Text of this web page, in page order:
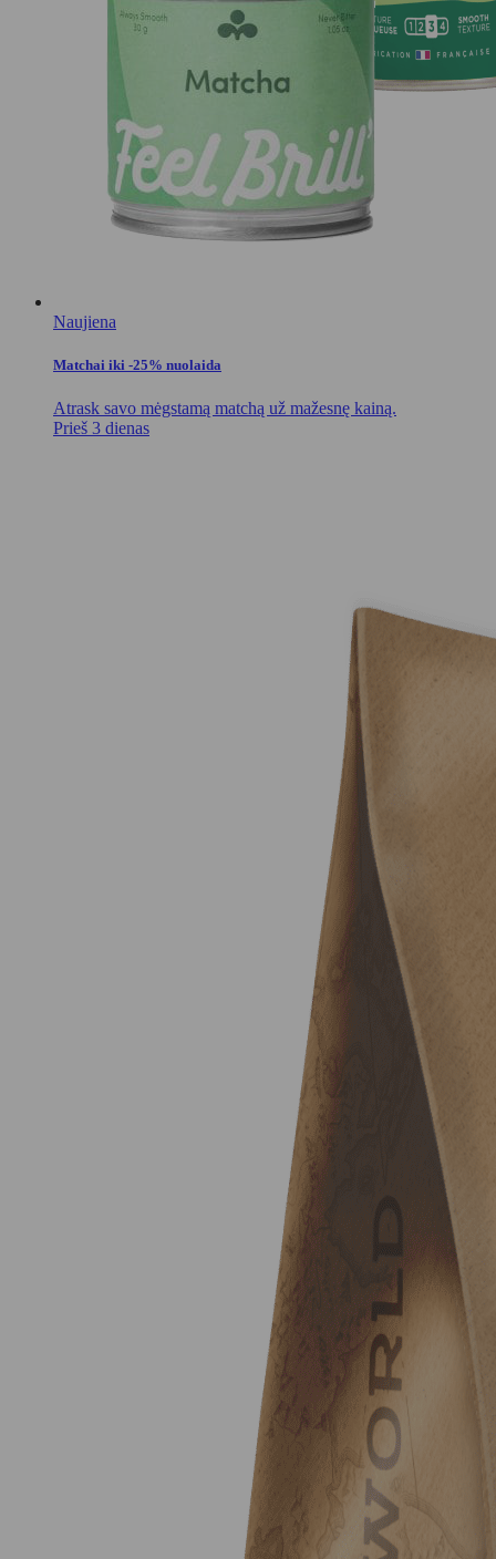
Naujiena
Matchai iki -25% nuolaida
Atrask savo mėgstamą matchą už mažesnę kainą.
Prieš 3 dienas